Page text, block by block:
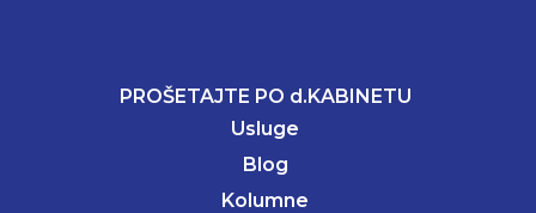
PROŠETAJTE PO d.KABINETU
Usluge
Blog
Kolumne